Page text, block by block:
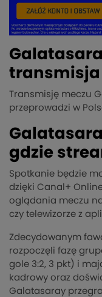
transmisja
Transmisję meczu
przeprowadzi w
gdzie
Spotkanie będzie
dzięki Canal+
oglądania meczu
czy telewizorze z
Zdecydowanym
rozpoczęli fazę
gole 3:2, 3 pkt) i
kadrowy oraz
Galatasaray